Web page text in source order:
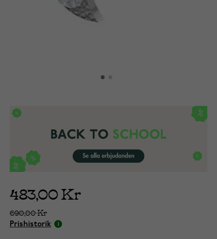
483,00 Kr
690,00 Kr
Prishistorik